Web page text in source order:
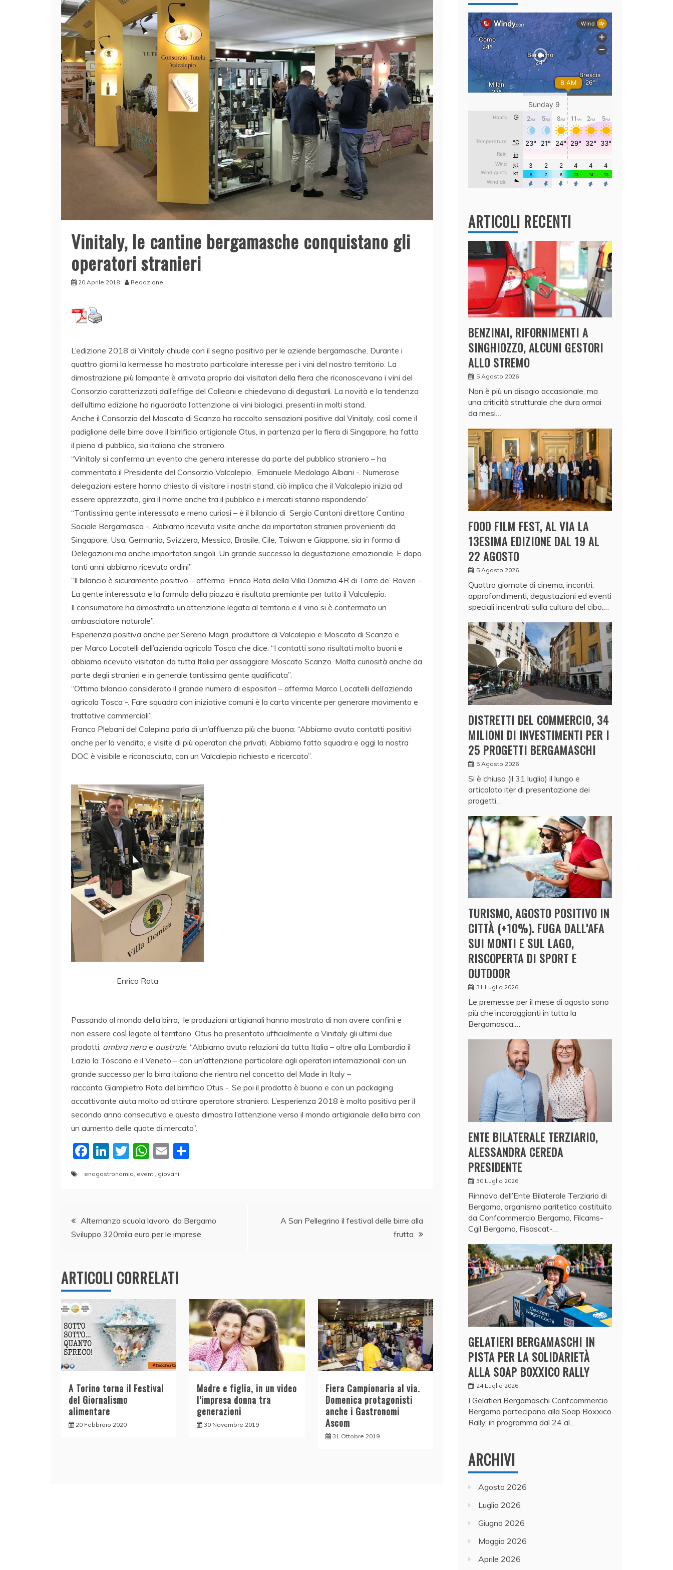
Vinitaly, le cantine bergamasche conquistano gli
operatori stranieri
20 Aprile 2018 Redazione
L’edizione 2018 di Vinitaly chiude con il segno positivo per le aziende bergamasche. Durante i
quattro giorni la kermesse ha mostrato particolare interesse per i vini del nostro territorio. La
dimostrazione più lampante è arrivata proprio dai visitatori della fiera che riconoscevano i vini del
Consorzio caratterizzati dall’effige del Colleoni e chiedevano di degustarli. La novità e la tendenza
dell’ultima edizione ha riguardato l’attenzione ai vini biologici, presenti in molti stand.
Anche il Consorzio del Moscato di Scanzo ha raccolto sensazioni positive dal Vinitaly, così come il
padiglione delle birre dove il birrificio artigianale Otus, in partenza per la fiera di Singapore, ha fatto
il pieno di pubblico, sia italiano che straniero.
“Vinitaly si conferma un evento che genera interesse da parte del pubblico straniero – ha
commentato il Presidente del Consorzio Valcalepio, Emanuele Medolago Albani -. Numerose
delegazioni estere hanno chiesto di visitare i nostri stand, ciò implica che il Valcalepio inizia ad
essere apprezzato, gira il nome anche tra il pubblico e i mercati stanno rispondendo”.
“Tantissima gente interessata e meno curiosi – è il bilancio di Sergio Cantoni direttore Cantina
Sociale Bergamasca -. Abbiamo ricevuto visite anche da importatori stranieri provenienti da
Singapore, Usa, Germania, Svizzera, Messico, Brasile, Cile, Taiwan e Giappone, sia in forma di
Delegazioni ma anche importatori singoli. Un grande successo la degustazione emozionale. E dopo
tanti anni abbiamo ricevuto ordini”
“Il bilancio è sicuramente positivo – afferma Enrico Rota della Villa Domizia 4R di Torre de’ Roveri -.
La gente interessata e la formula della piazza è risultata premiante per tutto il Valcalepio.
Il consumatore ha dimostrato un’attenzione legata al territorio e il vino si è confermato un
ambasciatore naturale”.
Esperienza positiva anche per Sereno Magri, produttore di Valcalepio e Moscato di Scanzo e
per Marco Locatelli dell’azienda agricola Tosca che dice: “I contatti sono risultati molto buoni e
abbiamo ricevuto visitatori da tutta Italia per assaggiare Moscato Scanzo. Molta curiosità anche da
parte degli stranieri e in generale tantissima gente qualificata”.
“Ottimo bilancio considerato il grande numero di espositori – afferma Marco Locatelli dell’azienda
agricola Tosca -. Fare squadra con iniziative comuni è la carta vincente per generare movimento e
trattative commerciali”.
Franco Plebani del Calepino parla di un’affluenza più che buona: “Abbiamo avuto contatti positivi
anche per la vendita, e visite di più operatori che privati. Abbiamo fatto squadra e oggi la nostra
DOC è visibile e riconosciuta, con un Valcalepio richiesto e ricercato”.
Enrico Rota
Passando al mondo della birra, le produzioni artigianali hanno mostrato di non avere confini e
non essere così legate al territorio. Otus ha presentato ufficialmente a Vinitaly gli ultimi due
prodotti, ambra nerae australe. “Abbiamo avuto relazioni da tutta Italia – oltre alla Lombardia il
Lazio la Toscana e il Veneto – con un’attenzione particolare agli operatori internazionali con un
grande successo per la birra italiana che rientra nel concetto del Made in Italy –
racconta Giampietro Rota del birrificio Otus -. Se poi il prodotto è buono e con un packaging
accattivante aiuta molto ad attirare operatore straniero. L’esperienza 2018 è molto positiva per il
secondo anno consecutivo e questo dimostra l’attenzione verso il mondo artigianale della birra con
un aumento delle quote di mercato”.
F
c
b
o
Li
k
dI
n
T
itt
W
h
at
A
p
E
m
ai
vi
di
enogastronomia eventi giovani
Navigazione
articoli
Alternanza scuola lavoro, da Bergamo
Sviluppo 320mila euro per le imprese
A San Pellegrino il festival delle birre alla
frutta
ARTICOLI CORRELATI
A Torino torna il Festival
del Giornalismo
alimentare
20 Febbraio 2020
Madre e figlia, in un video
l’impresa donna tra
generazioni
30 Novembre 2019
Fiera Campionaria al via.
Domenica protagonisti
anche i Gastronomi
Ascom
31 Ottobre 2019
ARTICOLI RECENTI
BENZINAI, RIFORNIMENTI A
SINGHIOZZO, ALCUNI GESTORI
ALLO STREMO
5 Agosto 2026
Non è più un disagio occasionale, ma
una criticità strutturale che dura ormai
da mesi…
FOOD FILM FEST, AL VIA LA
13ESIMA EDIZIONE DAL 19 AL
22 AGOSTO
5 Agosto 2026
Quattro giornate di cinema, incontri,
approfondimenti, degustazioni ed eventi
speciali incentrati sulla cultura del cibo.…
DISTRETTI DEL COMMERCIO, 34
MILIONI DI INVESTIMENTI PER I
25 PROGETTI BERGAMASCHI
5 Agosto 2026
Si è chiuso (il 31 luglio) il lungo e
articolato iter di presentazione dei
progetti…
TURISMO, AGOSTO POSITIVO IN
CITTÀ (+10%). FUGA DALL’AFA
SUI MONTI E SUL LAGO,
RISCOPERTA DI SPORT E
OUTDOOR
31 Luglio 2026
Le premesse per il mese di agosto sono
più che incoraggianti in tutta la
Bergamasca,…
ENTE BILATERALE TERZIARIO,
ALESSANDRA CEREDA
PRESIDENTE
30 Luglio 2026
Rinnovo dell’Ente Bilaterale Terziario di
Bergamo, organismo paritetico costituito
da Confcommercio Bergamo, Filcams-
Cgil Bergamo, Fisascat-…
GELATIERI BERGAMASCHI IN
PISTA PER LA SOLIDARIETÀ
ALLA SOAP BOXXICO RALLY
24 Luglio 2026
I Gelatieri Bergamaschi Confcommercio
Bergamo partecipano alla Soap Boxxico
Rally, in programma dal 24 al…
ARCHIVI
Agosto 2026
Luglio 2026
Giugno 2026
Maggio 2026
Aprile 2026